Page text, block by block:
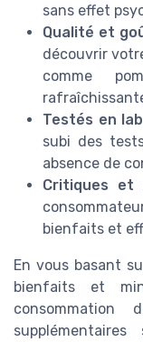
sans effet
Qualité et
découvrir
comme
Testés en
subi des
absence de
Critiques et
bienfaits et
En vous basant
bienfaits et
consommation